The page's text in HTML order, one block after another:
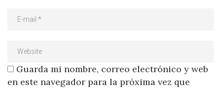
Guarda mi nombre, correo electrónico y web
en este navegador para la próxima vez que